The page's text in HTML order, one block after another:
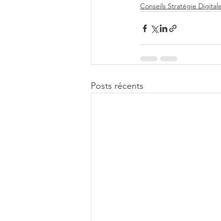
Conseils Stratégie
Posts récents